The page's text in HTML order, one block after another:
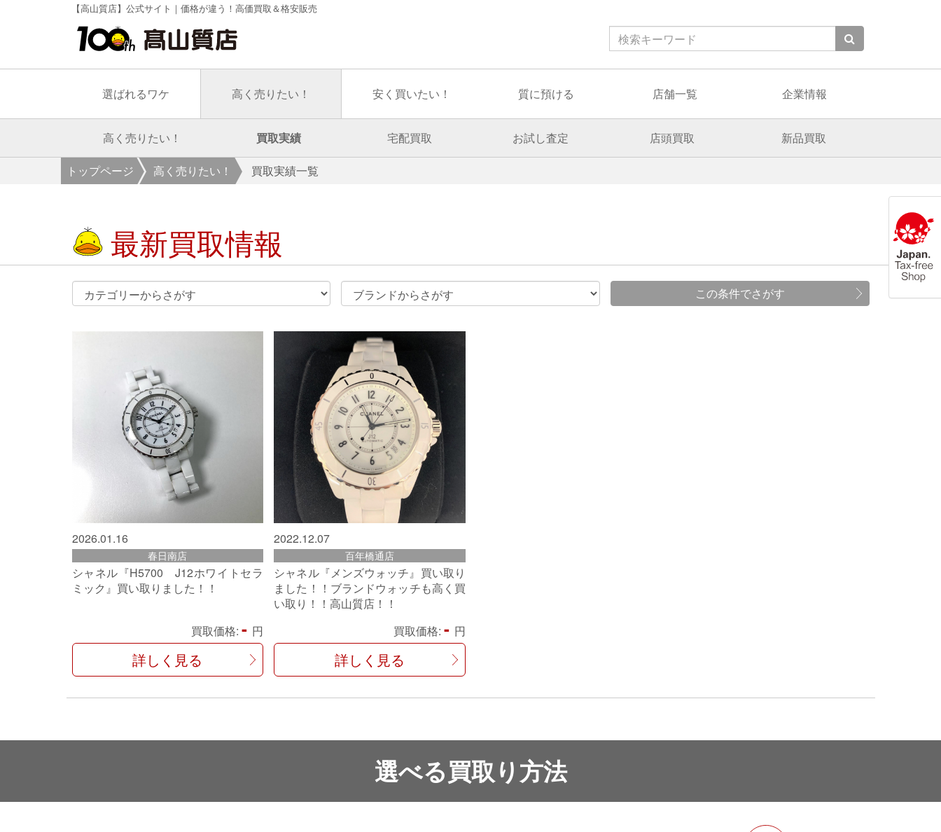
【高山質店】公式サイト｜価格が違う！高価買取＆格安販売
選ばれるワケ 高く売りたい！ 安く買いたい！ 質に預ける 店舗一覧 企業情報
高く売りたい！ 買取実績 宅配買取 お試し査定 店頭買取 新品買取
トップページ 高く売りたい！ 買取実績一覧
最新買取情報
この条件でさがす
2026.01.16
春日南店
シャネル『H5700 J12ホワイトセラ
ミック』買い取りました！！
買取価格:- 円
詳しく見る
2022.12.07
百年橋通店
シャネル『メンズウォッチ』買い取り
ました！！ブランドウォッチも高く買
い取り！！高山質店！！
買取価格: - 円
詳しく見る
選べる買取り方法